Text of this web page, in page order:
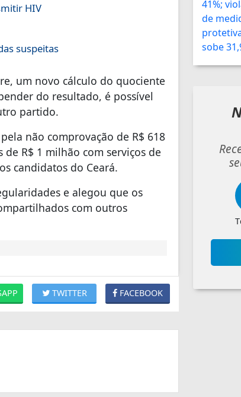
HIV
suspeitas
um novo cálculo do quociente
do resultado, é possível
partido.
não comprovação de R$ 618
R$ 1 milhão com serviços de
candidatos do Ceará.
e alegou que os
com outros
FACEBOOK
TWITTER